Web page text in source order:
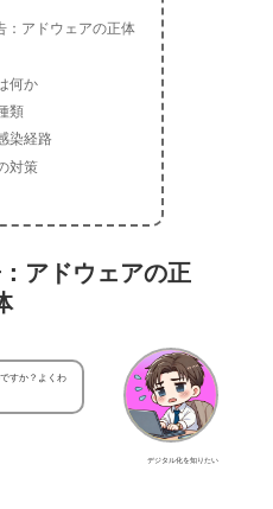
：アドウェアの正体
何か
類
染経路
対策
アドウェアの正
デジタル化を知りたい
すか？よくわ